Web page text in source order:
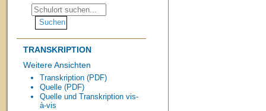
TRANSKRIPTION
Weitere Ansichten
Transkription (PDF)
Quelle (PDF)
Quelle und Transkription vis-
à-vis